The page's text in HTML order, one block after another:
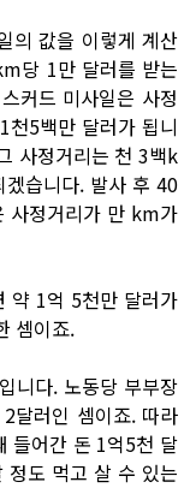
의 값을 이렇게 계산
당 1만 달러를 받는
커드 미사일은 사정
5백만 달러가 됩니
사정거리는 천 3백k
습니다. 발사 후 40
사정거리가 만 km가
약 1억 5천만 달러가
셈이죠.
니다. 노동당 부부장
달러인 셈이죠. 따라
들어간 돈 1억5천 달
정도 먹고 살 수 있는